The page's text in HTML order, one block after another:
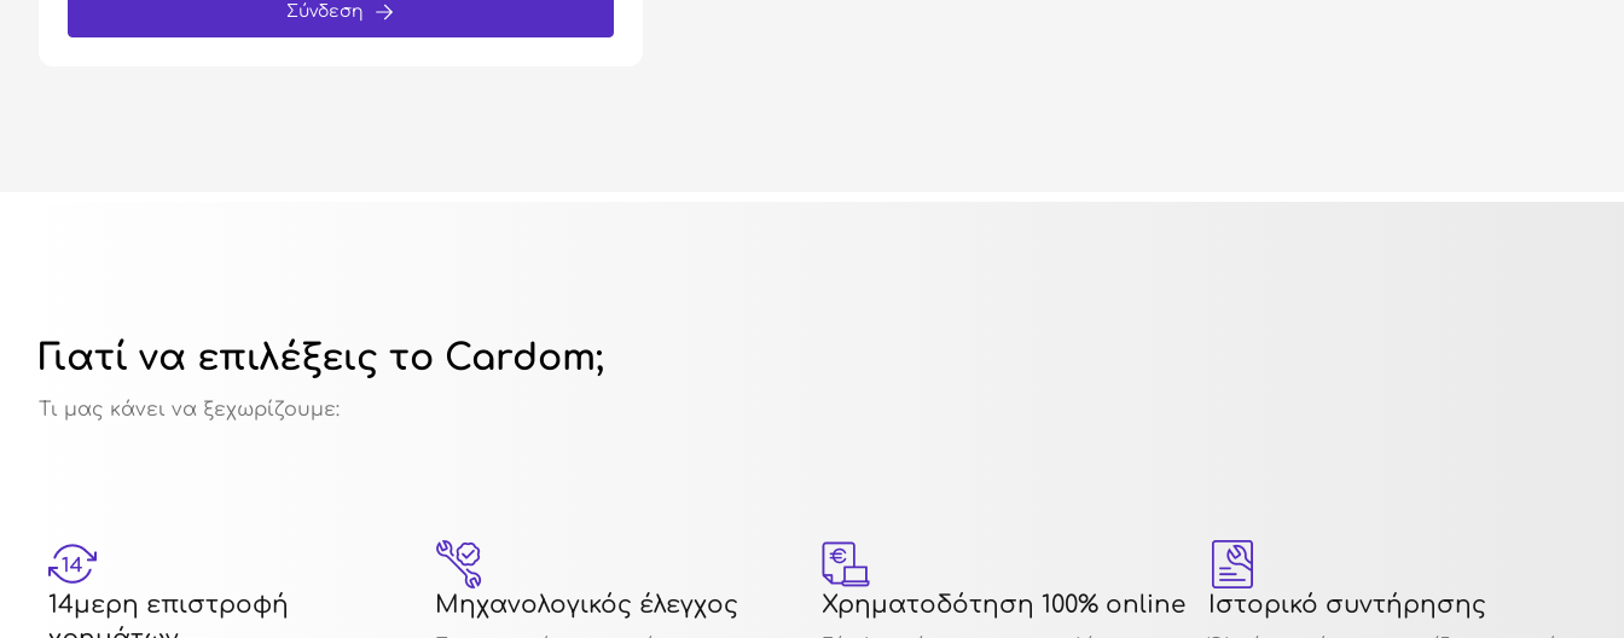
Σύνδεση
Γιατί να επιλέξεις το Cardom;
Τι μας κάνει να ξεχωρίζουμε:
14μερη επιστροφή
Μηχανολογικός έλεγχος Χρηματοδότηση 100% online Ιστορικό συντήρησης